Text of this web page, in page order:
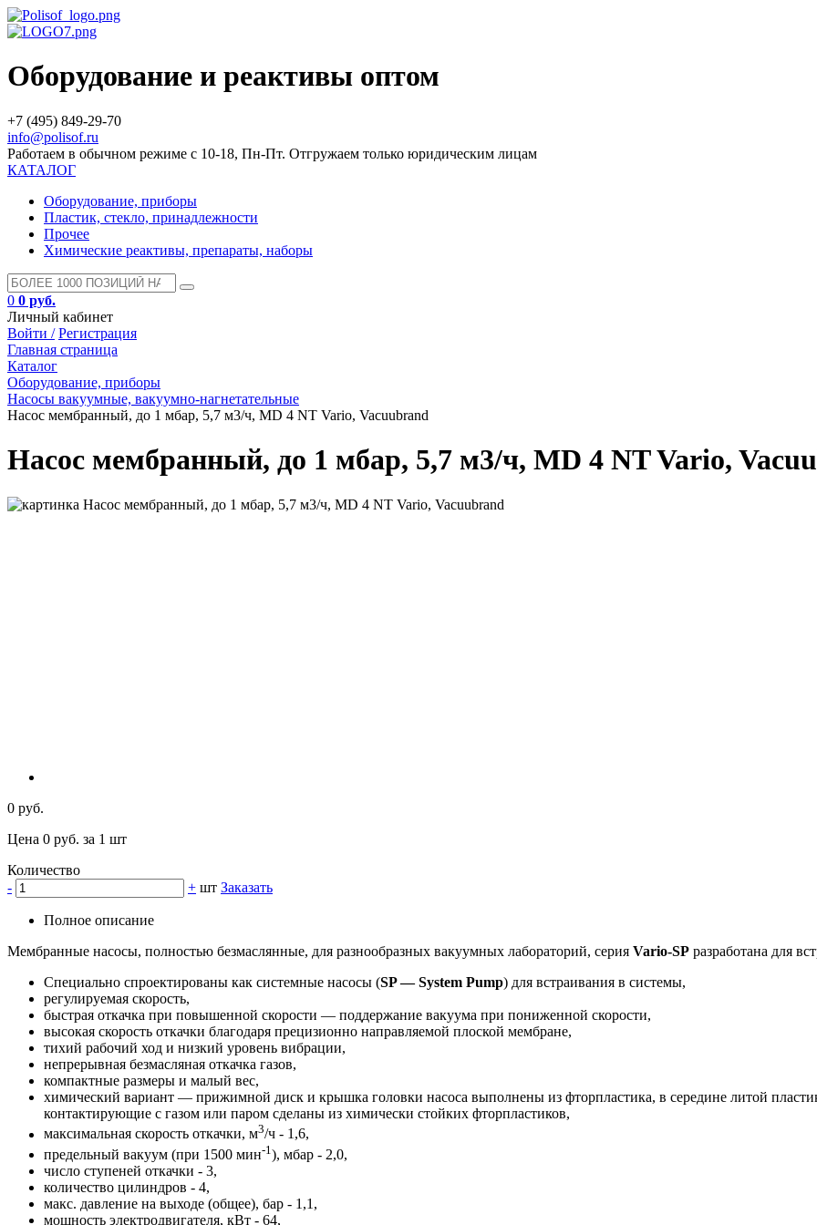
Оборудование и реактивы оптом
+7 (495) 849-29-70
info@polisof.ru
Работаем в обычном режиме с 10-18, Пн-Пт. Отгружаем только юридическим лицам
КАТАЛОГ
Оборудование, приборы
Пластик, стекло, принадлежности
Прочее
Химические реактивы, препараты, наборы
0 0 руб.
Личный кабинет
Войти / Регистрация
Главная страница
Каталог
Оборудование, приборы
Насосы вакуумные, вакуумно-нагнетательные
Насос мембранный, до 1 мбар, 5,7 м3/ч, MD 4 NT Vario, Vacuubrand
Насос мембранный, до 1 мбар, 5,7 м3/ч, MD 4 NT Vario,
0 руб.
Цена 0 руб. за 1 шт
Количество
-
+ шт Заказать
Полное описание
Мембранные насосы, полностью безмаслянные, для разнообразных вакуумных лабораторий, серия Vario-SP разработана для
Специально спроектированы как системные насосы (SP — System Pump) для встраивания в системы,
регулируемая скорость,
быстрая откачка при повышенной скорости — поддержание вакуума при пониженной скорости,
высокая скорость откачки благодаря прецизионно направляемой плоской мембране,
тихий рабочий ход и низкий уровень вибрации,
непрерывная безмасляная откачка газов,
компактные размеры и малый вес,
химический вариант — прижимной диск и крышка головки насоса выполнены из фторпластика, в середине литой
контактирующие с газом или паром сделаны из химически стойких фторпластиков,
максимальная скорость откачки, м3/ч - 1,6,
предельный вакуум (при 1500 мин-1 ), мбар - 2,0,
число ступеней откачки - 3,
количество цилиндров - 4,
макс. давление на выходе (общее), бар - 1,1,
мощность электродвигателя, кВт - 64,